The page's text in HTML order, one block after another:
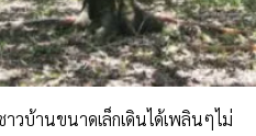
วบ้านขนาดเล็กเดินได้เพลินๆไม่